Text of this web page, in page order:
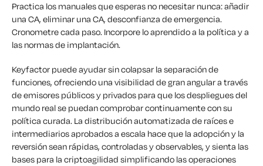
Practica los manuales que esperas no necesitar nunca: añadir
una CA, eliminar una CA, desconfianza de emergencia.
Cronometre cada paso. Incorpore lo aprendido a la política y a
las normas de implantación.
Keyfactor puede ayudar sin colapsar la separación de
funciones, ofreciendo una visibilidad de gran angular a través
de emisores públicos y privados para que los despliegues del
mundo real se puedan comprobar continuamente con su
política curada. La distribución automatizada de raíces e
intermediarios aprobados a escala hace que la adopción y la
reversión sean rápidas, controladas y observables, y sienta las
bases para la criptoagilidad simplificando las operaciones